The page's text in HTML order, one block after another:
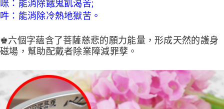
咪：能消除餓鬼飢渴苦;
吽：能消除冷熱地獄苦。
♚六個字蘊含了菩薩慈悲的願力能量，形成天然的護身
磁場，幫助配戴者除業障減罪孽。